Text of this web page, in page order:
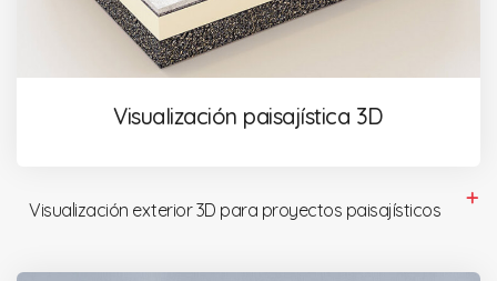
Visualización paisajística 3D
Visualización exterior 3D para proyectos paisajísticos